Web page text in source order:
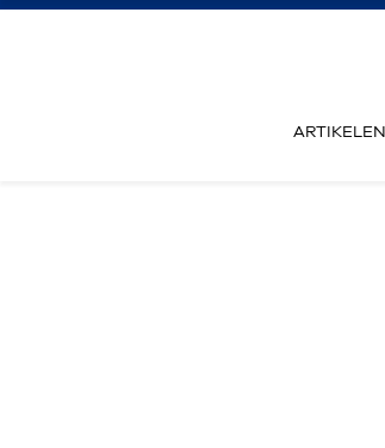
ARTIKELEN